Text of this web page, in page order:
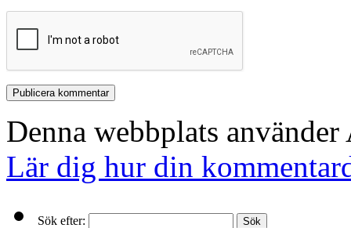
Denna webbplats
Lär dig hur din
Sök efter: